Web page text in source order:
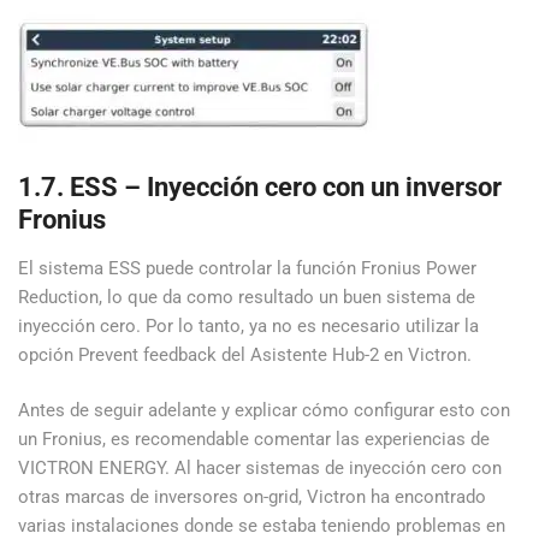
1.7. ESS – Inyección cero con un inversor
Fronius
El sistema ESS puede controlar la función Fronius Power
Reduction, lo que da como resultado un buen sistema de
inyección cero. Por lo tanto, ya no es necesario utilizar la
opción Prevent feedback del Asistente Hub-2 en Victron.
Antes de seguir adelante y explicar cómo configurar esto con
un Fronius, es recomendable comentar las experiencias de
VICTRON ENERGY. Al hacer sistemas de inyección cero con
otras marcas de inversores on-grid, Victron ha encontrado
varias instalaciones donde se estaba teniendo problemas en